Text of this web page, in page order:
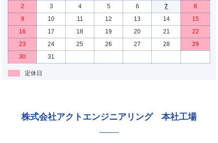
2
3 4 5 6 7
8
9
10 11 12 13 14
15
16
17 18 19 20 21
22
23
24 25 26 27 28
29
30
31
定休日
株式会社アクトエンジニアリング 本社工場